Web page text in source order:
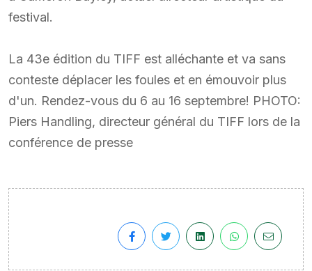
festival.
La 43e édition du TIFF est alléchante et va sans
conteste déplacer les foules et en émouvoir plus
d'un. Rendez-vous du 6 au 16 septembre! PHOTO:
Piers Handling, directeur général du TIFF lors de la
conférence de presse